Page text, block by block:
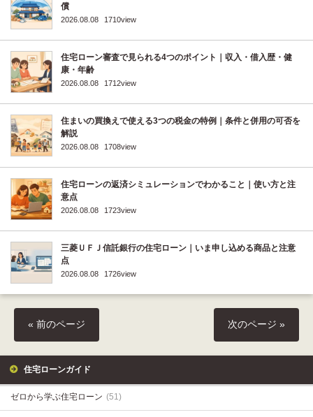
償
2026.08.08 1710view
住宅ローン審査で見られる4つのポイント｜収入・借入歴・健
康・年齢
2026.08.08 1712view
住まいの買換えで使える3つの税金の特例｜条件と併用の可否を
解説
2026.08.08 1708view
住宅ローンの返済シミュレーションでわかること｜使い方と注
意点
2026.08.08 1723view
三菱ＵＦＪ信託銀行の住宅ローン｜いま申し込める商品と注意
点
2026.08.08 1726view
« 前のページ 次のページ »
住宅ローンガイド
ゼロから学ぶ住宅ローン (51)